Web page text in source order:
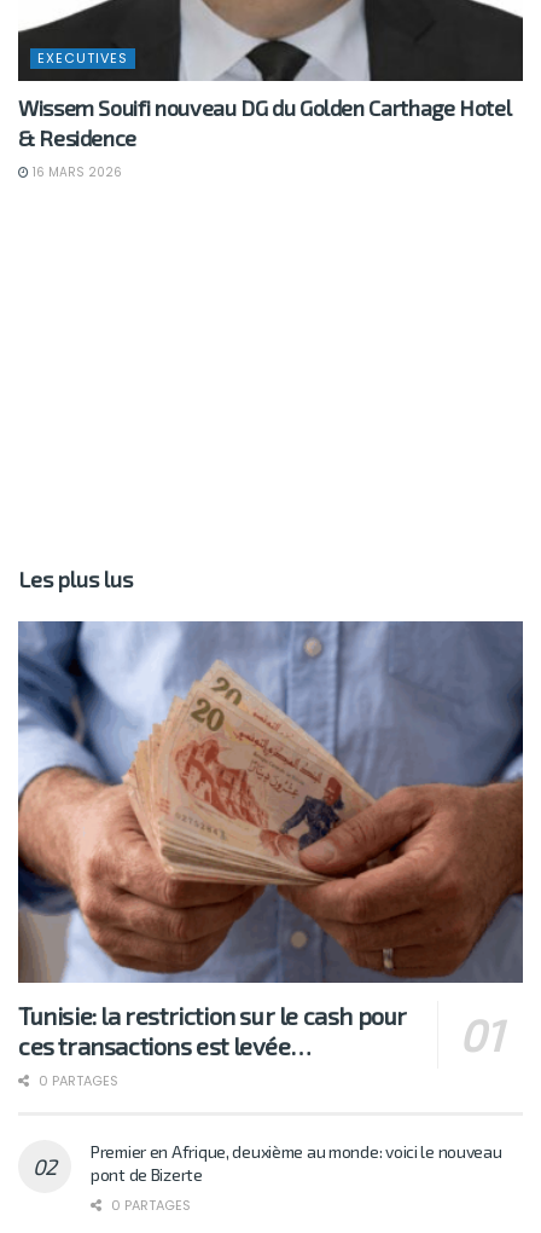
EXECUTIVES
Wissem Souifi nouveau DG du Golden Carthage Hotel
& Residence
16 MARS 2026
Les plus lus
Tunisie: la restriction sur le cash pour
ces transactions est levée…
0 PARTAGES
Premier en Afrique, deuxième au monde: voici le nouveau
pont de Bizerte
0 PARTAGES